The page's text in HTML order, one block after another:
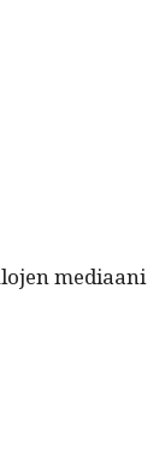
medi­aani